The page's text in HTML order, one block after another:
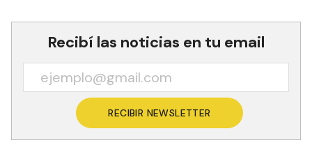
Recibí las noticias en tu email
RECIBIR NEWSLETTER